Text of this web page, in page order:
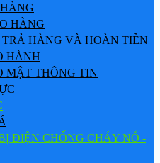
HÀNG
HÀNG VÀ HOÀN TIỀN
HÀNH
MẬT THÔNG TIN
ĐIỆN CHỐNG CHÁY NỔ -